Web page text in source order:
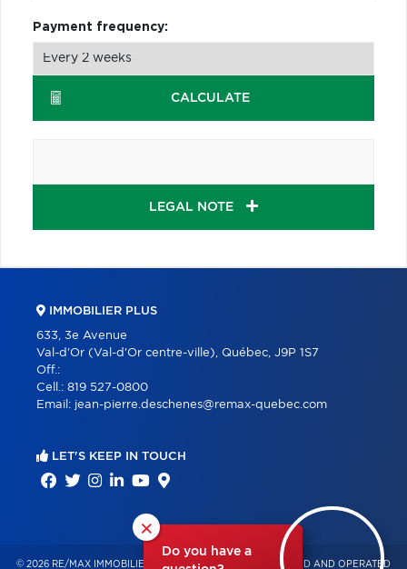
Payment frequency:
CALCULATE
LEGAL NOTE
×
Do you have a
IMMOBILIER PLUS
633, 3e Avenue
Val-d'Or (Val-d'Or centre-ville), Québec, J9P 1S7
Off.:
Cell.: 819 527-0800
Email: jean-pierre.deschenes@remax-quebec.com
LET'S KEEP IN TOUCH
© 2026 RE/MAX IMMOBILIER PLUS – INDEPENDENTLY OWNED AND OPERATED